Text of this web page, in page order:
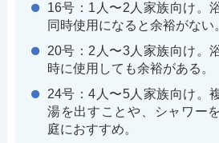
16号：1人〜2人家族向け。
同時使用になると余裕がない
20号：2人〜3人家族向け。
時に使用しても余裕がある。
24号：4人〜5人家族向け。
湯を出すことや、シャワー
庭におすすめ。